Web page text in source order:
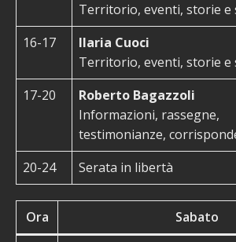
Territorio, eventi, storie e
16-17
Ilaria Cuoci
Territorio, eventi, storie e
17-20
Roberto Bagazzoli
Informazioni, rassegne,
testimonianze,
20-24
Serata in libertà
Ora
Sabato